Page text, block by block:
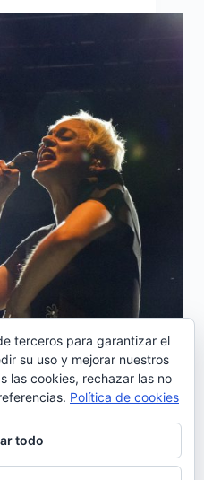
y para celebrarlo,
muy buenos
maravillosas.
selección de las
mundo. La
2016
terceros para garantizar el
su uso y mejorar nuestros
las cookies, rechazar las no
Política de cookies
todo